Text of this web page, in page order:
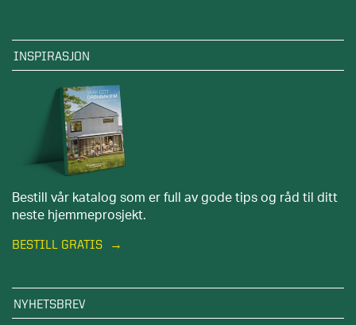
INSPIRASJON
Bestill vår katalog som er full av gode tips og råd til ditt
neste hjemmeprosjekt.
BESTILL GRATIS
NYHETSBREV